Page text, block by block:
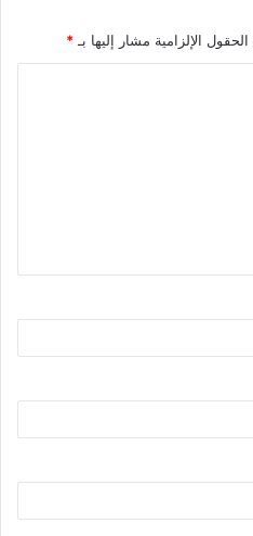
الحقول الإلزامية مشار إليها بـ *